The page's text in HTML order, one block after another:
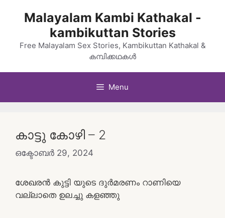
Malayalam Kambi Kathakal -
kambikuttan Stories
Free Malayalam Sex Stories, Kambikuttan Kathakal &
കമ്പിക്കഥകൾ
Menu
കാട്ടു കോഴി – 2
ഒക്ടോബർ 29, 2024
ശേഖരൻ കുട്ടി യുടെ ദുർമരണം റാണിയെ
വല്ലാതെ ഉലച്ചു കളഞ്ഞു